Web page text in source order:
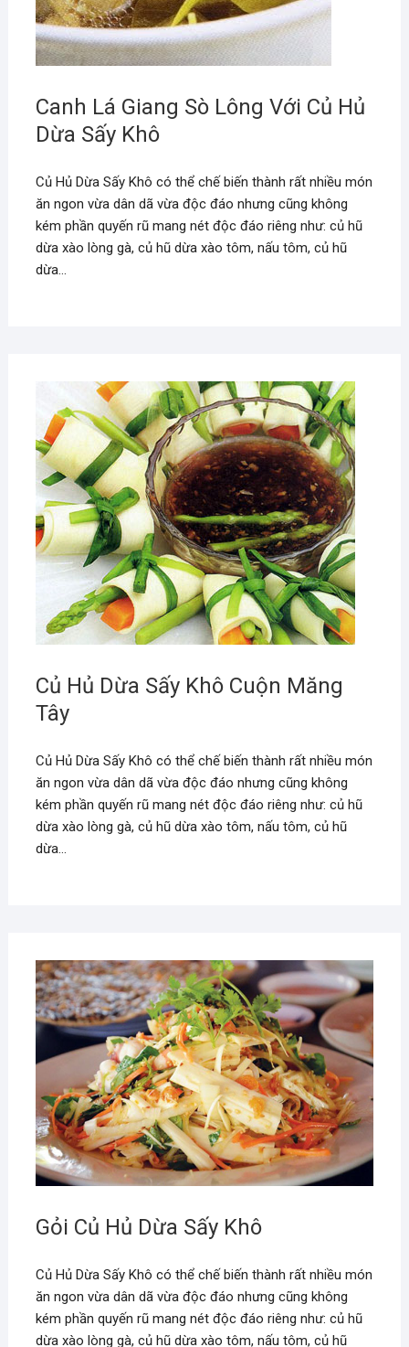
Canh Lá Giang Sò Lông Với Củ Hủ
Dừa Sấy Khô
Củ Hủ Dừa Sấy Khô có thể chế biến thành rất nhiều món
ăn ngon vừa dân dã vừa độc đáo nhưng cũng không
kém phần quyến rũ mang nét độc đáo riêng như: củ hũ
dừa xào lòng gà, củ hũ dừa xào tôm, nấu tôm, củ hũ
dừa…
Củ Hủ Dừa Sấy Khô Cuộn Măng
Tây
Củ Hủ Dừa Sấy Khô có thể chế biến thành rất nhiều món
ăn ngon vừa dân dã vừa độc đáo nhưng cũng không
kém phần quyến rũ mang nét độc đáo riêng như: củ hũ
dừa xào lòng gà, củ hũ dừa xào tôm, nấu tôm, củ hũ
dừa…
Gỏi Củ Hủ Dừa Sấy Khô
Củ Hủ Dừa Sấy Khô có thể chế biến thành rất nhiều món
ăn ngon vừa dân dã vừa độc đáo nhưng cũng không
kém phần quyến rũ mang nét độc đáo riêng như: củ hũ
dừa xào lòng gà, củ hũ dừa xào tôm, nấu tôm, củ hũ